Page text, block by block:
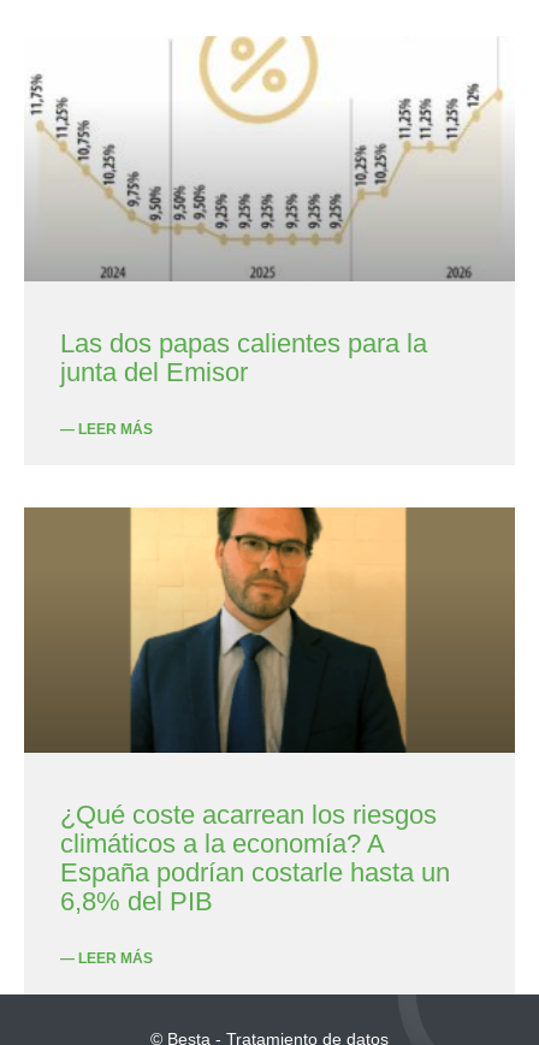
Las dos papas calientes para la
junta del Emisor
— LEER MÁS
¿Qué coste acarrean los riesgos
climáticos a la economía? A
España podrían costarle hasta un
6,8% del PIB
— LEER MÁS
© Besta - Tratamiento de datos